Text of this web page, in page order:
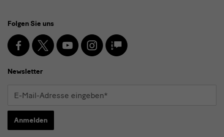
Media
und
Newsletter
Folgen Sie uns
Facebook
X YoutubeInstagramSKD
Blog
Newsletter
E-
Adresse
Anmelden